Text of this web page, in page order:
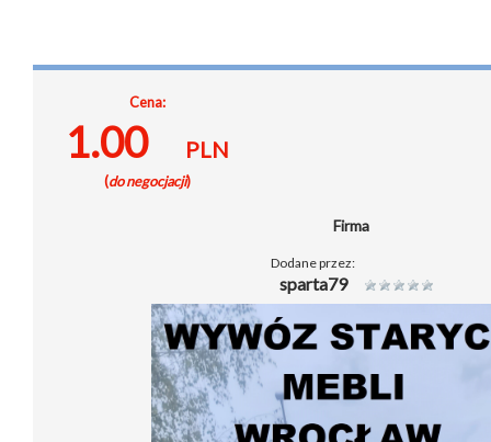
Cena:
1.00 PLN
(do negocjacji)
Firma
Dodane przez:
sparta79